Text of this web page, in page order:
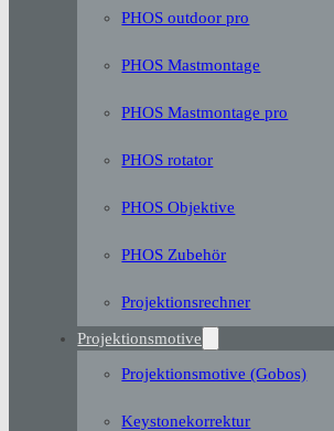
PHOS outdoor pro
PHOS Mastmontage
PHOS Mastmontage pro
PHOS rotator
PHOS Objektive
PHOS Zubehör
Projektionsrechner
Projektionsmotive
Projektionsmotive (Gobos)
Keystonekorrektur